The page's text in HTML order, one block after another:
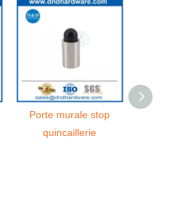
Porte murale stop
quincaillerie